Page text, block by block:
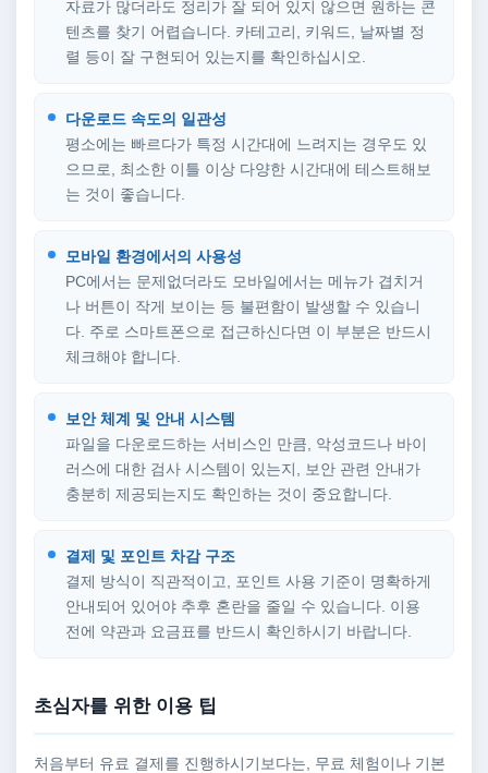
자료가 많더라도 정리가 잘 되어 있지 않으면 원하는 콘
텐츠를 찾기 어렵습니다. 카테고리, 키워드, 날짜별 정
렬 등이 잘 구현되어 있는지를 확인하십시오.
다운로드 속도의 일관성
평소에는 빠르다가 특정 시간대에 느려지는 경우도 있
으므로, 최소한 이틀 이상 다양한 시간대에 테스트해보
는 것이 좋습니다.
모바일 환경에서의 사용성
PC에서는 문제없더라도 모바일에서는 메뉴가 겹치거
나 버튼이 작게 보이는 등 불편함이 발생할 수 있습니
다. 주로 스마트폰으로 접근하신다면 이 부분은 반드시
체크해야 합니다.
보안 체계 및 안내 시스템
파일을 다운로드하는 서비스인 만큼, 악성코드나 바이
러스에 대한 검사 시스템이 있는지, 보안 관련 안내가
충분히 제공되는지도 확인하는 것이 중요합니다.
결제 및 포인트 차감 구조
결제 방식이 직관적이고, 포인트 사용 기준이 명확하게
안내되어 있어야 추후 혼란을 줄일 수 있습니다. 이용
전에 약관과 요금표를 반드시 확인하시기 바랍니다.
초심자를 위한 이용 팁
처음부터 유료 결제를 진행하시기보다는, 무료 체험이나 기본